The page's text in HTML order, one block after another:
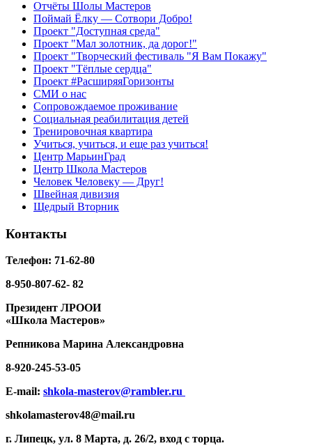
Отчёты Шолы Мастеров
Поймай Ёлку — Сотвори Добро!
Проект "Доступная среда"
Проект "Мал золотник, да дорог!"
Проект "Творческий фестиваль "Я Вам Покажу"
Проект "Тёплые сердца"
Проект #РасширяяГоризонты
СМИ о нас
Сопровождаемое проживание
Социальная реабилитация детей
Тренировочная квартира
Учиться, учиться, и еще раз учиться!
Центр МарьинГрад
Центр Школа Мастеров
Человек Человеку — Друг!
Швейная дивизия
Щедрый Вторник
Контакты
Телефон: 71-62-80
8-950-807-62- 82
Президент ЛРООИ
«Школа Мастеров»
Репникова Марина Александровна
8-920-245-53-05
E-mail: shkola-masterov@rambler.ru
shkolamasterov48@mail.ru
г. Липецк, ул. 8 Марта, д. 26/2, вход с торца.